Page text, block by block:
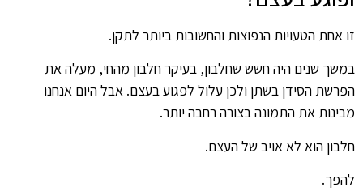
זו אחת הטעויות הנפוצות והחשובות ביותר לתקן.
במשך שנים היה חשש שחלבון, בעיקר חלבון מהחי, מעלה את
הפרשת הסידן בשתן ולכן עלול לפגוע בעצם. אבל היום אנחנו
מבינות את התמונה בצורה רחבה יותר.
חלבון הוא לא אויב של העצם.
להפך.